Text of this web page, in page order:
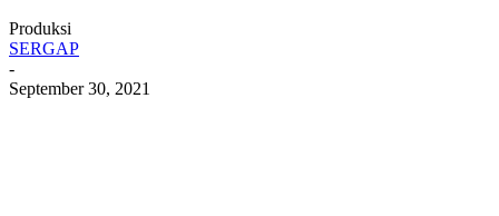
Produksi
SERGAP
-
September 30, 2021